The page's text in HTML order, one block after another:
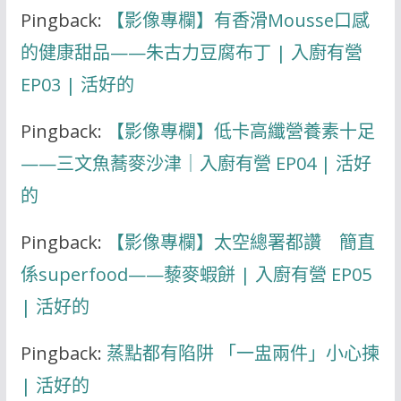
Pingback:
【影像專欄】有香滑Mousse口感
的健康甜品——朱古力豆腐布丁 | 入廚有營
EP03 | 活好的
Pingback:
【影像專欄】低卡高纖營養素十足
——三文魚蕎麥沙津｜入廚有營 EP04 | 活好
的
Pingback:
【影像專欄】太空總署都讚 簡直
係superfood——藜麥蝦餅 | 入廚有營 EP05
| 活好的
Pingback: 蒸點都有陷阱 「一盅兩件」小心揀
| 活好的